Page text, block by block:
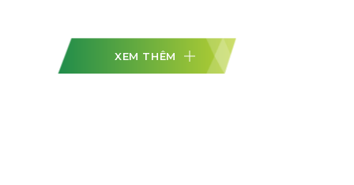
XEM THÊM